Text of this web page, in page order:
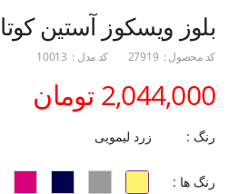
بلوز ویسکوز آستین
کد محصول : 27919 کد مدل : 10013
2,044,000 تومان
رنگ : زرد لیمویی
رنگ ها :